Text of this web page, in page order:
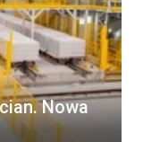
Nowa